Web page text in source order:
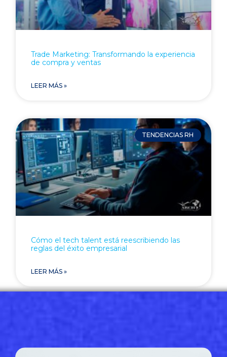
Trade Marketing: Transformando la experiencia
de compra y ventas
LEER MÁS »
TENDENCIAS RH
Cómo el tech talent está reescribiendo las
reglas del éxito empresarial
LEER MÁS »